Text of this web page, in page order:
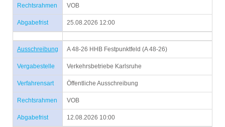
Rechtsrahmen VOB
Abgabefrist 25.08.2026 12:00
Ausschreibung A 48-26 HHB Festpunktfeld (A 48-26)
Vergabestelle Verkehrsbetriebe Karlsruhe
Verfahrensart Öffentliche Ausschreibung
Rechtsrahmen VOB
Abgabefrist 12.08.2026 10:00